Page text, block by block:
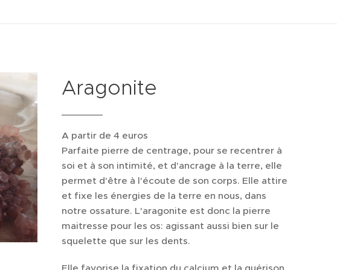
Aragonite
A partir de 4 euros
Parfaite pierre de centrage, pour se recentrer à
soi et à son intimité, et d'ancrage à la terre, elle
permet d'être à l'écoute de son corps. Elle attire
et fixe les énergies de la terre en nous, dans
notre ossature. L'aragonite est donc la pierre
maitresse pour les os: agissant aussi bien sur le
squelette que sur les dents.